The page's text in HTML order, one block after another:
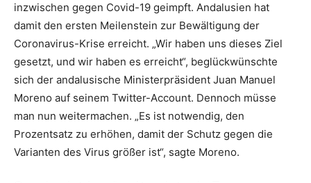
inzwischen gegen Covid-19 geimpft. Andalusien hat
damit den ersten Meilenstein zur Bewältigung der
Coronavirus-Krise erreicht. „Wir haben uns dieses Ziel
gesetzt, und wir haben es erreicht“, beglückwünschte
sich der andalusische Ministerpräsident Juan Manuel
Moreno auf seinem Twitter-Account. Dennoch müsse
man nun weitermachen. „Es ist notwendig, den
Prozentsatz zu erhöhen, damit der Schutz gegen die
Varianten des Virus größer ist“, sagte Moreno.